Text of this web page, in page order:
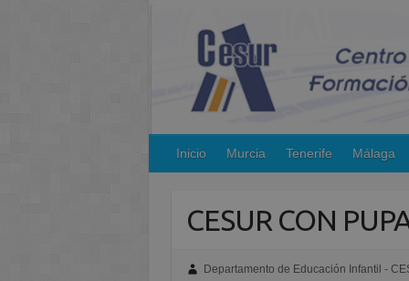
Inicio Murcia Tenerife Málaga
CESUR CON
Departamento de Educación Infantil -